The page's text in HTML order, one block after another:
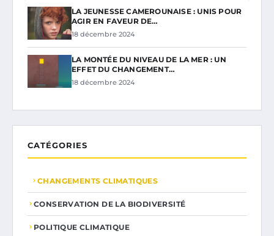
LA JEUNESSE CAMEROUNAISE : UNIS POUR
AGIR EN FAVEUR DE…
18 décembre 2024
LA MONTÉE DU NIVEAU DE LA MER : UN
EFFET DU CHANGEMENT…
18 décembre 2024
CATÉGORIES
CHANGEMENTS CLIMATIQUES
CONSERVATION DE LA BIODIVERSITÉ
POLITIQUE CLIMATIQUE